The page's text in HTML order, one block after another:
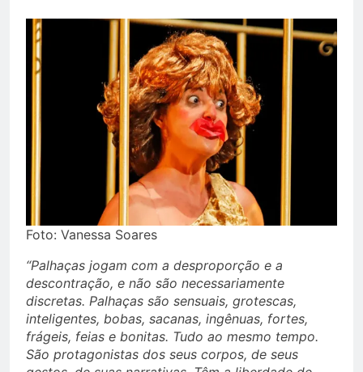
Foto: Vanessa Soares
“Palhaças jogam com a desproporção e a
descontração, e não são necessariamente
discretas. Palhaças são sensuais, grotescas,
inteligentes, bobas, sacanas, ingênuas, fortes,
frágeis, feias e bonitas. Tudo ao mesmo tempo.
São protagonistas dos seus corpos, de seus